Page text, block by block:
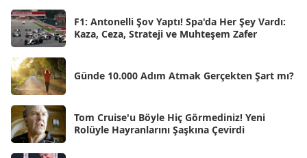
Nis 2025 [56]
Mar 2025
Şub 2025
Oca 2025
Ara 2024 [25]
Kas 2024
F1: Antonelli Şov Yaptı! Spa'da Her Şey Vardı:
Kaza, Ceza, Strateji ve Muhteşem Zafer
Günde 10.000 Adım Atmak Gerçekten Şart mı?
Tom Cruise'u Böyle Hiç Görmediniz! Yeni
Rolüyle Hayranlarını Şaşkına Çevirdi